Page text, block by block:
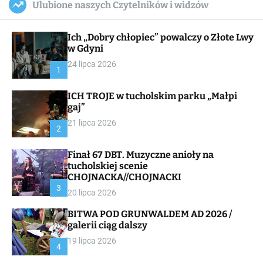
c
a
a
s
W
i
e
l
c
Ulubione naszych Czytelników i widzów
1
Ich „Dobry chłopiec” powalczy o Złote Lwy
w Gdyni
24 lipca 2026
2
ICH TROJE w tucholskim parku „Małpi
gaj”
21 lipca 2026
3
Finał 67 DBT. Muzyczne anioły na
tucholskiej scenie
CHOJNACKA//CHOJNACKI
20 lipca 2026
4
BITWA POD GRUNWALDEM AD 2026 /
galerii ciąg dalszy
19 lipca 2026